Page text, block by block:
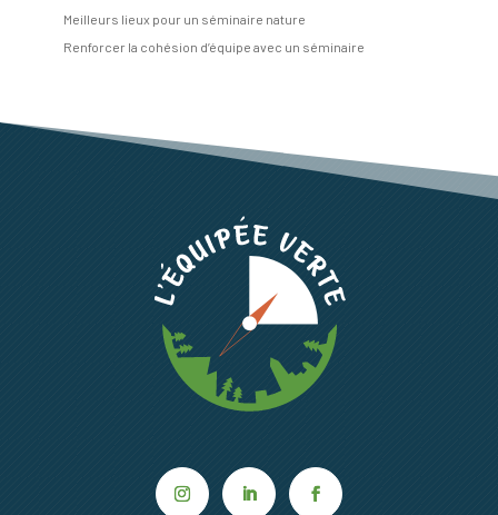
Meilleurs lieux pour un séminaire nature
Renforcer la cohésion d’équipe avec un séminaire